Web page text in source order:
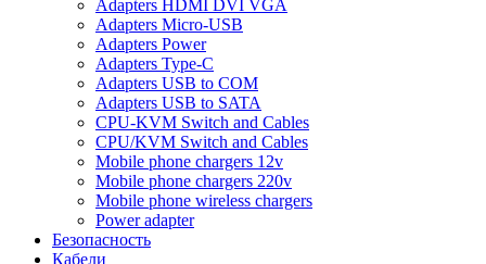
Adapters HDMI DVI VGA
Adapters Micro-USB
Adapters Power
Adapters Type-C
Adapters USB to COM
Adapters USB to SATA
CPU-KVM Switch and Cables
CPU/KVM Switch and Cables
Mobile phone chargers 12v
Mobile phone chargers 220v
Mobile phone wireless chargers
Power adapter
Безопасность
Кабели